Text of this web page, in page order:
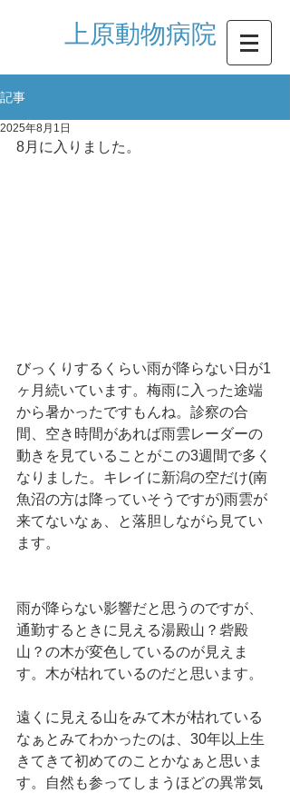
​上原動物病院
記事
2025年8月1日
8月に入りました。
びっくりするくらい雨が降らない日が1
ヶ月続いています。梅雨に入った途端
から暑かったですもんね。診察の合
間、空き時間があれば雨雲レーダーの
動きを見ていることがこの3週間で多く
なりました。キレイに新潟の空だけ(南
魚沼の方は降っていそうですが)雨雲が
来てないなぁ、と落胆しながら見てい
ます。
雨が降らない影響だと思うのですが、
通勤するときに見える湯殿山？砦殿
山？の木が変色しているのが見えま
す。木が枯れているのだと思います。
遠くに見える山をみて木が枯れている
なぁとみてわかったのは、30年以上生
きてきて初めてのことかなぁと思いま
す。自然も参ってしまうほどの異常気